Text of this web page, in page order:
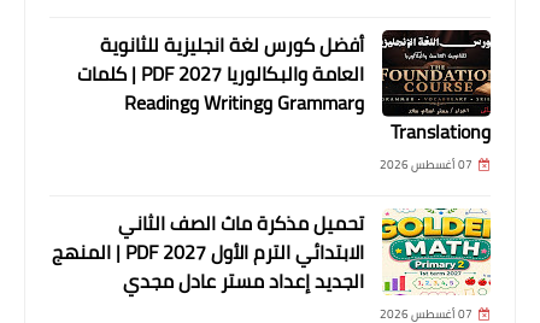
أفضل كورس لغة انجليزية للثانوية
العامة والبكالوريا 2027 PDF | كلمات
وGrammar وWriting وReading
وTranslation
07 أغسطس 2026
تحميل مذكرة ماث الصف الثاني
الابتدائي الترم الأول 2027 PDF | المنهج
الجديد إعداد مستر عادل مجدي
07 أغسطس 2026